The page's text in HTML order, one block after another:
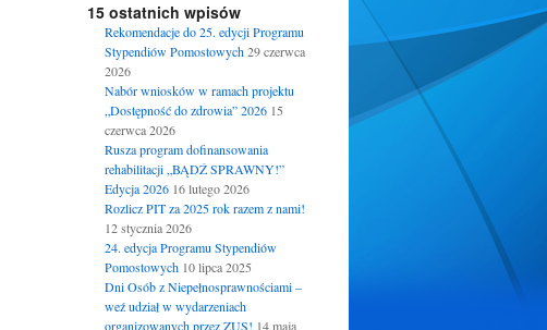
15 ostatnich wpisów
Rekomendacje do 25. edycji Programu
Stypendiów Pomostowych 29 czerwca
2026
Nabór wniosków w ramach projektu
„Dostępność do zdrowia” 2026 15
czerwca 2026
Rusza program dofinansowania
rehabilitacji „BĄDŹ SPRAWNY!”
Edycja 2026 16 lutego 2026
Rozlicz PIT za 2025 rok razem z nami!
12 stycznia 2026
24. edycja Programu Stypendiów
Pomostowych 10 lipca 2025
Dni Osób z Niepełnosprawnościami –
weź udział w wydarzeniach
organizowanych przez ZUS! 14 maja